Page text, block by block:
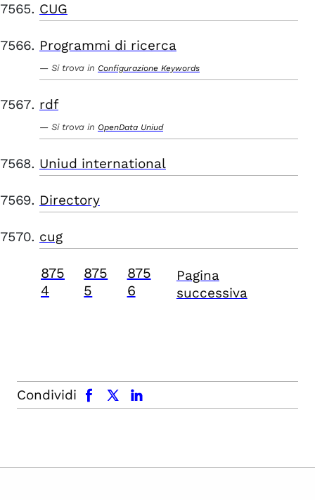
CUG
Programmi di ricerca
Si trova in Configurazione Keywords
rdf
Si trova in OpenData Uniud
Uniud international
Directory
cug
875
4
875
5
875
6
Pagina
successiva
Condividi
facebook x.com linkedin